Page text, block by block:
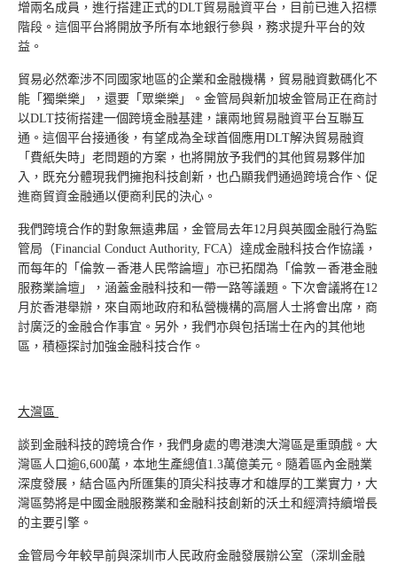
增兩名成員，進行搭建正式的DLT貿易融資平台，目前已進入招標
階段。這個平台將開放予所有本地銀行參與，務求提升平台的效
益。
貿易必然牽涉不同國家地區的企業和金融機構，貿易融資數碼化不
能「獨樂樂」，還要「眾樂樂」。金管局與新加坡金管局正在商討
以DLT技術搭建一個跨境金融基建，讓兩地貿易融資平台互聯互
通。這個平台接通後，有望成為全球首個應用DLT解決貿易融資
「費紙失時」老問題的方案，也將開放予我們的其他貿易夥伴加
入，既充分體現我們擁抱科技創新，也凸顯我們通過跨境合作、促
進商貿資金融通以便商利民的決心。
我們跨境合作的對象無遠弗屆，金管局去年12月與英國金融行為監
管局（Financial Conduct Authority, FCA）達成金融科技合作協議，
而每年的「倫敦－香港人民幣論壇」亦已拓闊為「倫敦－香港金融
服務業論壇」，涵蓋金融科技和一帶一路等議題。下次會議將在12
月於香港舉辦，來自兩地政府和私營機構的高層人士將會出席，商
討廣泛的金融合作事宜。另外，我們亦與包括瑞士在內的其他地
區，積極探討加強金融科技合作。
大灣區
談到金融科技的跨境合作，我們身處的粵港澳大灣區是重頭戲。大
灣區人口逾6,600萬，本地生產總值1.3萬億美元。隨着區內金融業
深度發展，結合區內所匯集的頂尖科技專才和雄厚的工業實力，大
灣區勢將是中國金融服務業和金融科技創新的沃土和經濟持續增長
的主要引擎。
金管局今年較早前與深圳市人民政府金融發展辦公室（深圳金融